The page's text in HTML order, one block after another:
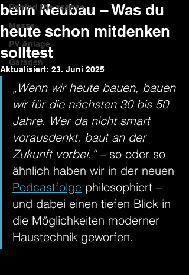
Behind the scenes
Messe
PV Anlage
Garagen
beim Neubau – Was du
heute schon mitdenken
solltest
Aktualisiert: 23. Juni 2025
„Wenn wir heute bauen, bauen
wir für die nächsten 30 bis 50
Jahre. Wer da nicht smart
vorausdenkt, baut an der
Zukunft vorbei.“ – so oder so
ähnlich haben wir in der neuen
Podcastfolge philosophiert –
und dabei einen tiefen Blick in
die Möglichkeiten moderner
Haustechnik geworfen.